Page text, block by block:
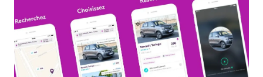
Email Facebook LinkedIn
Bluesky Whatsapp